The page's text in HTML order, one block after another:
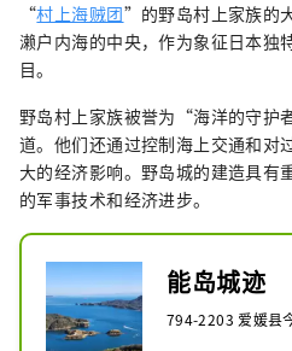
“村上海贼团”的野岛村上家族的
濑户内海的中央，作为象征日本独
目。
野岛村上家族被誉为“海洋的守护
道。他们还通过控制海上交通和对
大的经济影响。野岛城的建造具有
的军事技术和经济进步。
能岛城迹
794-2203 爱媛县